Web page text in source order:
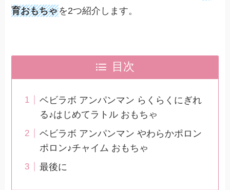
育おもちゃを2つ紹介します。
目次
ベビラボ アンパンマン らくらくにぎれ
る♪はじめてラトル おもちゃ
ベビラボ アンパンマン やわらかポロン
ポロン♪チャイム おもちゃ
最後に